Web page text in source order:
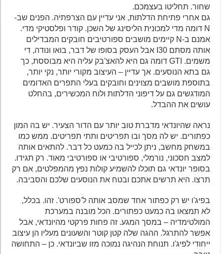
שחור. תחליטו בעצמכם.
גם אחרי פתיחת הדלתות, אני עדיין עם הצרפתיה. הפנים שב-
N דומה מדי למכונית הליסינג של השכן. קודר ופלסטיקי מדי.
אמנם ב-N קיימים מושבים ספורטיבים חובקים המבדילים
אותה מסתם I30 אבל העסק בסופו של דבר, בואו ונודה, די
משמים. GTI דומה גם היא להאצ'בק עליה היא מבוססת, כך
גם בתא הנוסעים. אך עדיין – העיצוב מקורי יותר, נקי יותר,
בתוספת מושבים מצוינים וחובקים בעלי התפרים האדומים
המודגשים גם על דיפוני הדלתות ולוח המכשירים, בהחלט
עושים את ההבדל.
נראה שהיונדאי מדברת טוב יותר עם הדור הצעיר. יש בה המון
כפתורים. יש לה מסך ובו תפריטים ותתי תפריטים. ממש כמו
במשחק מחשב, ניתן לכייל בה כמעט כל דבר. להתאים אותה
למצב חסכוני, נורמלי, ספורטיבי או ספורטיבי מאוד. רק תגידו.
בסופר יונדאי גם תוכלו להשמיע קולות נפץ מהמפלטים, אם רק
תרצו. היא תרשים אתכם ובטח את הנוסעים שלכם והסביבה.
בפיג'ו יש רק כפתור אחד שמסב אותה ל'ספורט'. זהו. בכלל,
לא תמצאו בה כמעט כפתורים. הכל מובנה במערכת
המולטימדיה – במסך המגע. זה פחות פרקטי מהיונדאי, אבל
אפשר להתרגל. ההגה שלה קטן קוטר והשעונים מעליו הן עיצוב
ייחודי לפיג'ו. תנוחת הנהיגה נמוכה מזו שביונדאי. כן – התחושה